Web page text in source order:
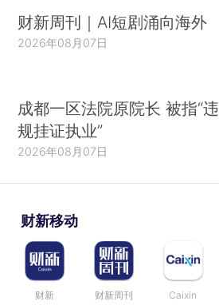
财新周刊｜AI短剧涌向海外
2026年08月07日
成都一区法院原院长 被指“违
规挂证执业”
2026年08月07日
财新移动
财新 财新周刊 Caixin